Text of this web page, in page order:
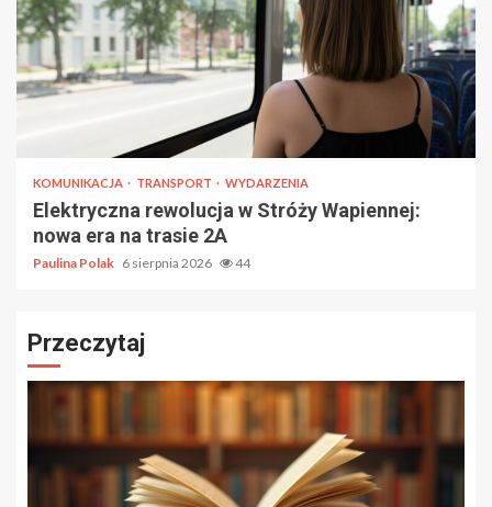
KOMUNIKACJA TRANSPORT WYDARZENIA
Elektryczna rewolucja w Stróży Wapiennej:
nowa era na trasie 2A
Paulina Polak 6 sierpnia 2026 44
Przeczytaj